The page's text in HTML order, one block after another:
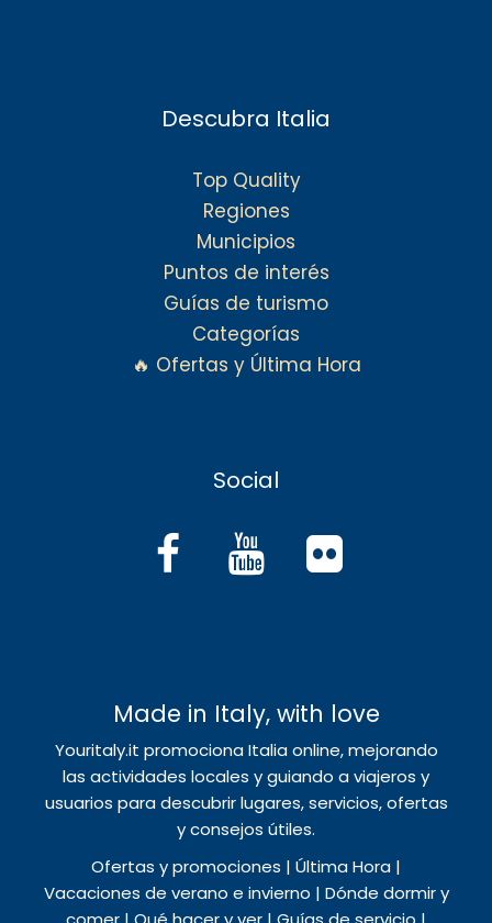
Descubra Italia
Top Quality
Regiones
Municipios
Puntos de interés
Guías de turismo
Categorías
🔥 Ofertas y Última Hora
Social
Made in Italy, with love
Youritaly.it promociona Italia online, mejorando
las actividades locales y guiando a viajeros y
usuarios para descubrir lugares, servicios, ofertas
y consejos útiles.
Ofertas y promociones | Última Hora |
Vacaciones de verano e invierno | Dónde dormir y